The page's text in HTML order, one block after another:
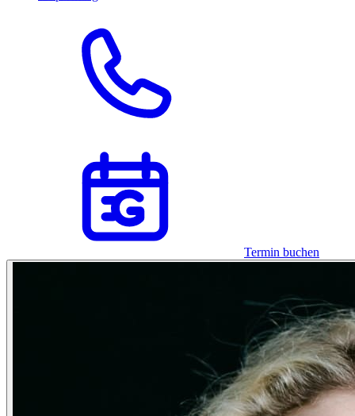
Termin buchen